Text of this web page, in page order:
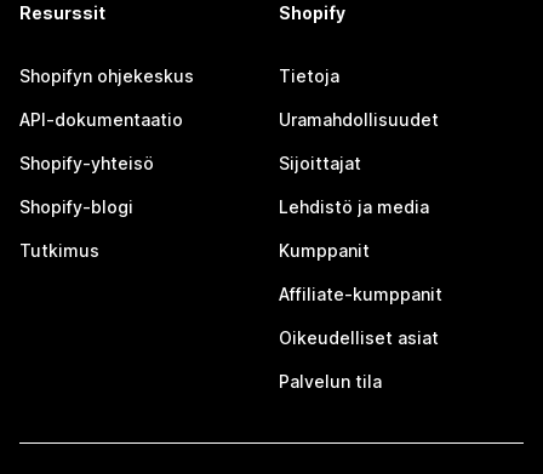
Resurssit
Shopifyn ohjekeskus
API-dokumentaatio
Shopify-yhteisö
Shopify-blogi
Tutkimus
Shopify
Tietoja
Uramahdollisuudet
Sijoittajat
Lehdistö ja media
Kumppanit
Affiliate-kumppanit
Oikeudelliset asiat
Palvelun tila